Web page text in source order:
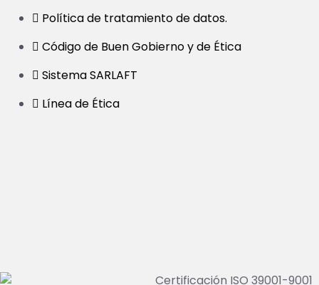
Política de tratamiento de datos.
Código de Buen Gobierno y de Ética
Sistema SARLAFT
Línea de Ética